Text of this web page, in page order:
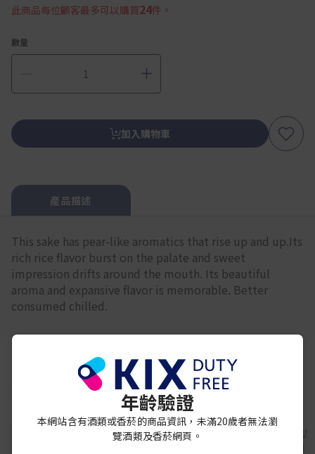
此商品每位顧客最多可以購買24件。
數量
加入購物車
產品描述
This sake has pear-like aromatics that rise up and up.Its
rich rice flavor burst on the palate and sweet
impression drifts around the mouth. Its beautiful
aroma and expansive flavor is memorable. Better
consumed chilled.
你可能還喜歡 年齡驗證
本網站含有酒類或香菸的商品資訊，未滿20歲者無法瀏
覽酒類及香菸網頁。